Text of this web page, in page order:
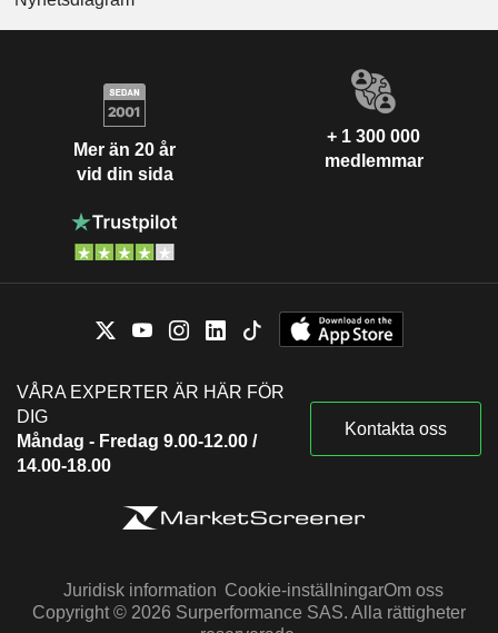
Mer än 20 år
vid din sida
+ 1 300 000
medlemmar
VÅRA EXPERTER ÄR HÄR FÖR
DIG
Måndag - Fredag 9.00-12.00 /
14.00-18.00
Kontakta oss
Juridisk information Cookie-inställningarOm oss
Copyright © 2026 Surperformance SAS. Alla rättigheter